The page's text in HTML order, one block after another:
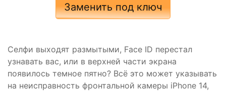
Заменить под ключ
Селфи выходят размытыми, Face ID перестал
узнавать вас, или в верхней части экрана
появилось темное пятно? Всё это может указывать
на неисправность фронтальной камеры iPhone 14,